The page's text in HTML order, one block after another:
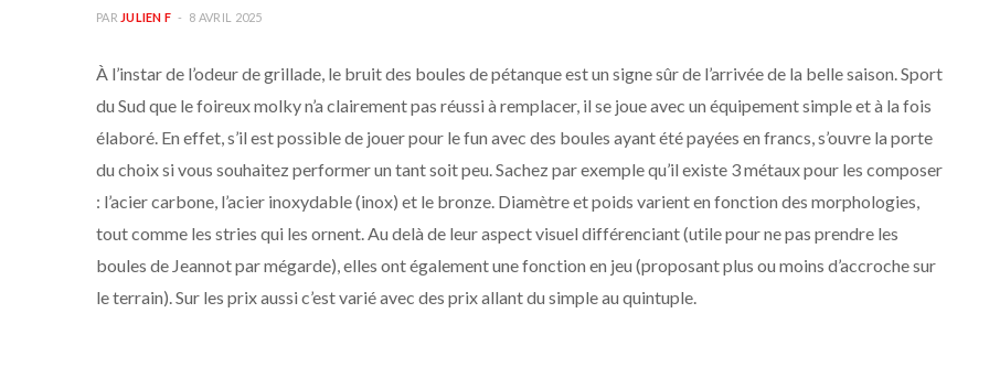
PAR JULIEN F 8 AVRIL 2025
À l’instar de l’odeur de grillade, le bruit des boules de pétanque est un signe sûr de l’arrivée de la belle saison. Sport
du Sud que le foireux molky n’a clairement pas réussi à remplacer, il se joue avec un équipement simple et à la fois
élaboré. En effet, s’il est possible de jouer pour le fun avec des boules ayant été payées en francs, s’ouvre la porte
du choix si vous souhaitez performer un tant soit peu. Sachez par exemple qu’il existe 3 métaux pour les composer
: l’acier carbone, l’acier inoxydable (inox) et le bronze. Diamètre et poids varient en fonction des morphologies,
tout comme les stries qui les ornent. Au delà de leur aspect visuel différenciant (utile pour ne pas prendre les
boules de Jeannot par mégarde), elles ont également une fonction en jeu (proposant plus ou moins d’accroche sur
le terrain). Sur les prix aussi c’est varié avec des prix allant du simple au quintuple.